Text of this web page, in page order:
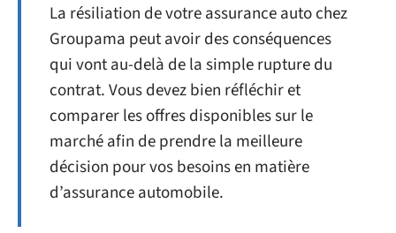
La résiliation de votre assurance auto chez
Groupama peut avoir des conséquences
qui vont au-delà de la simple rupture du
contrat. Vous devez bien réfléchir et
comparer les offres disponibles sur le
marché afin de prendre la meilleure
décision pour vos besoins en matière
d’assurance automobile.